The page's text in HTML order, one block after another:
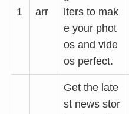
1
arr
lters to mak
e your phot
os and vide
os perfect.
Get the late
st news stor